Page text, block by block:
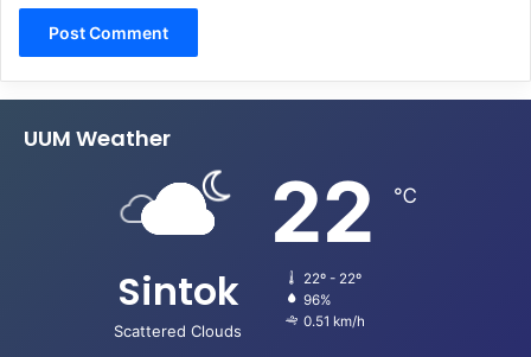
UUM Weather
Sintok
Scattered Clouds
22 ℃
22º - 22º
96%
0.51 km/h